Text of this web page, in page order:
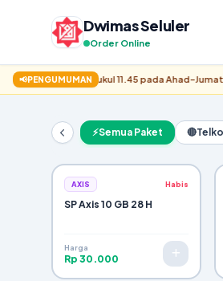
Dwimas Seluler
Order Online
📢PENGUMUMAN
setelah pukul 11.45 pada
⚡Semua Paket 🔴
AXIS Habis
SP Axis 10 GB 28 H
Harga
Rp 30.000
Pesanan Berhasil Dikirim!
Pemesan:
WhatsApp:
Metode Bayar:
Pengiriman:
Subtotal Items: